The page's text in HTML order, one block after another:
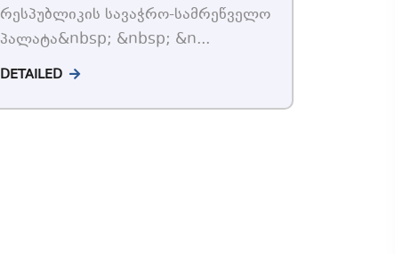
რესპუბლიკის სავაჭრო-სამრეწველო
პალატა&nbsp; &nbsp; &n...
DETAILED